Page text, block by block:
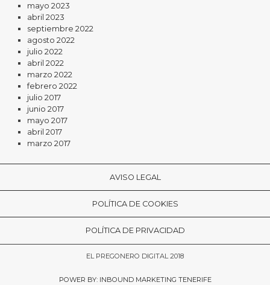
mayo 2023
abril 2023
septiembre 2022
agosto 2022
julio 2022
abril 2022
marzo 2022
febrero 2022
julio 2017
junio 2017
mayo 2017
abril 2017
marzo 2017
AVISO LEGAL
POLÍTICA DE COOKIES
POLÍTICA DE PRIVACIDAD
EL PREGONERO DIGITAL 2018
POWER BY: INBOUND MARKETING TENERIFE